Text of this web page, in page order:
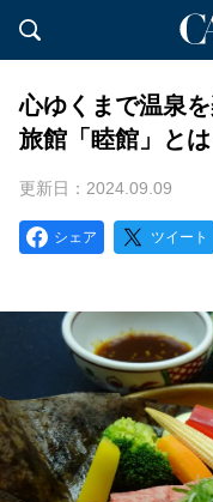
心ゆくまで温泉
旅館「睦館」とは
更新日：2024.09.09
シェア ツイート